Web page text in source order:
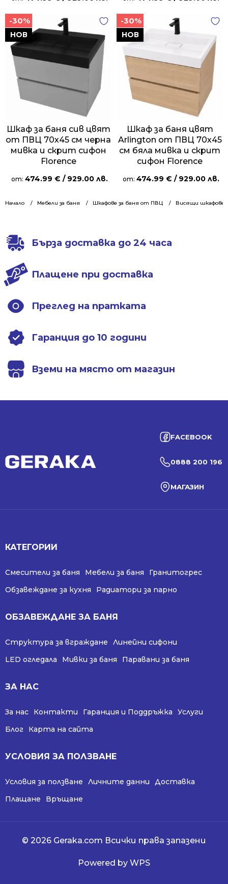
Начало Мебели за баня Шкафове за баня от ПВЦ Висящи шкафове
НОВ
-30%
Шкаф за баня сив цвят
от ПВЦ 70х45 см черна
мивка и скрит сифон
Florence
от: 474.99 € / 929.00 лв.
НОВ
-30%
Шкаф за баня цвят
Arlington от ПВЦ 70х45
см бяла мивка и скрит
сифон Florence
от: 474.99 € / 929.00 лв.
Бърза доставка до 24 часа
Плащене при доставка
Преглед на пратката
Гаранция до 10 години
Вземи на място от магазин
FACEBOOK
0888 200 196
МАГАЗИН
КАТЕГОРИИ
Смесители за баня Мебели за баня
Гранитогрес
Обзавеждане за кухня
Радиатори за парно
ОБЗАВЕЖДАНЕ ЗА БАНЯ
Структура за вграждане
Линейни сифони
LED огледала
Мивки за баня Паравани за баня
ЗА НАС
За нас Контакти Гаранция и Поддръжка
Услуги
Блог
Карта на сайта
УСЛОВИЯ ЗА ПОЛЗВАНЕ
Условия за ползване Личните данни
Доставка
Плащане
Връщане
© 2026 Geraka.com Всички права запазени
Powered by WPS